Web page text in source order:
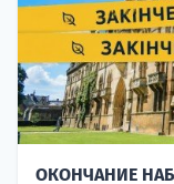
ОКОНЧАНИЕ